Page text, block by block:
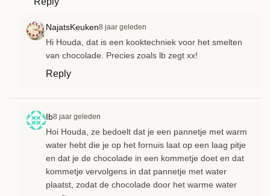
NajatsKeuken8 jaar geleden
Hi Houda, dat is een kooktechniek voor het smelten
van chocolade. Precies zoals lb zegt xx!
Reply
Ib8 jaar geleden
Hoi Houda, ze bedoelt dat je een pannetje met warm
water hebt die je op het fornuis laat op een laag pitje
en dat je de chocolade in een kommetje doet en dat
kommetje vervolgens in dat pannetje met water
plaatst, zodat de chocolade door het warme water